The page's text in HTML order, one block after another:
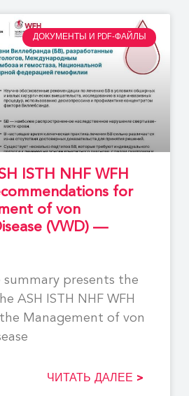
ДОКУМЕНТЫ И PDF-ФАЙЛЫ
ISTH NHF WFH
for
of von
(VWD) —
summary presents the
ASH ISTH NHF WFH
Management of von
ЧИТАТЬ ДАЛЕЕ >